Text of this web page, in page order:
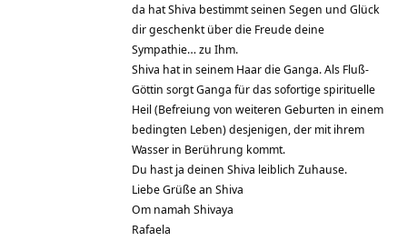
da hat Shiva bestimmt seinen Segen und Glück
dir geschenkt über die Freude deine
Sympathie… zu Ihm.
Shiva hat in seinem Haar die Ganga. Als Fluß-
Göttin sorgt Ganga für das sofortige spirituelle
Heil (Befreiung von weiteren Geburten in einem
bedingten Leben) desjenigen, der mit ihrem
Wasser in Berührung kommt.
Du hast ja deinen Shiva leiblich Zuhause.
Liebe Grüße an Shiva
Om namah Shivaya
Rafaela